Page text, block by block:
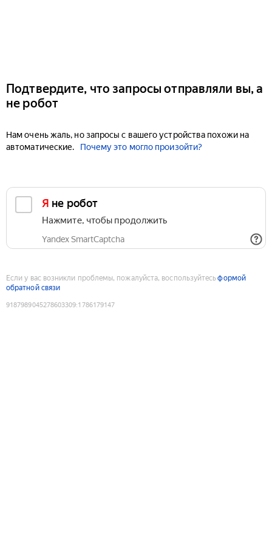
Подтвердите, что запросы отправляли вы, а
не робот
Нам очень жаль, но запросы с вашего устройства похожи на
автоматические.
Почему это могло произойти?
Я не робот
Нажмите, чтобы продолжить
Yandex SmartCaptcha
Если у вас возникли проблемы, пожалуйста, воспользуйтесьформой
обратной связи
9187989045278603309:1786179147